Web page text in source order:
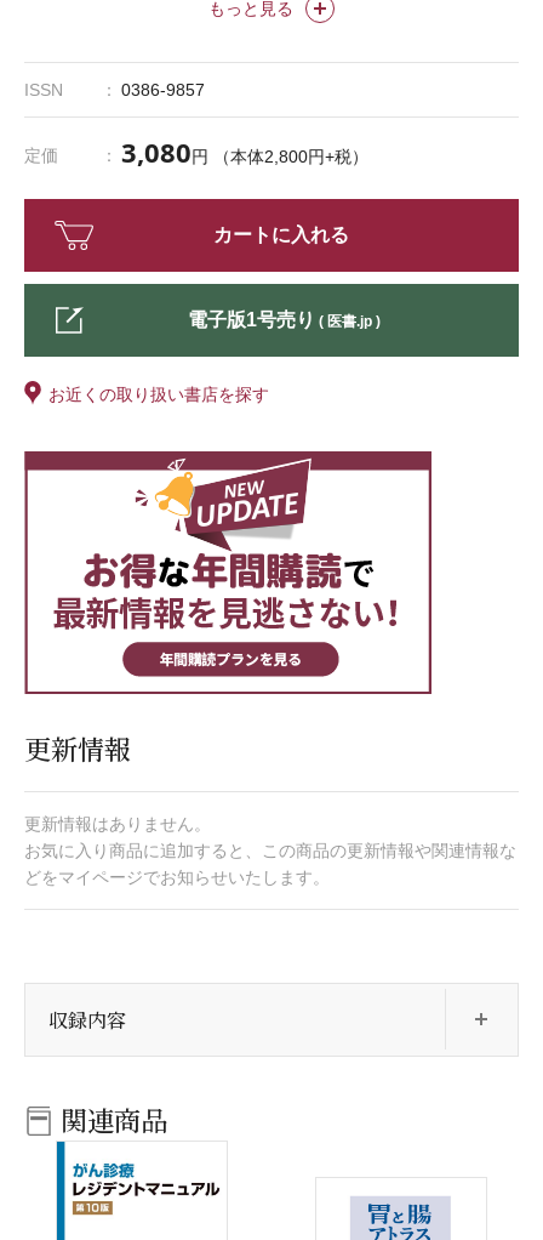
もっと見る
年では，分子標的治療や免疫療法といった，より個別化された治
治療に至るまでの知識を網羅的に取りまとめ，読者が目の前の患
つけていただければ幸いである．
ISSN 0386-9857
定価 3,080円 （本体2,800円+税）
カートに入れる
電子版1号売り ( 医書.jp )
お近くの取り扱い書店を探す
更新情報
更新情報はありません。
お気に入り商品に追加すると、この商品の更新情報や関連情報な
どをマイページでお知らせいたします。
収録内容
関連商品